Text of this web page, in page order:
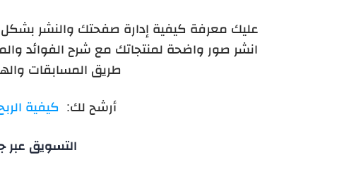
عليك معرفة كيفية إدارة صفحتك والنشر
انشر صور واضحة لمنتجاتك مع شرح الفوائد
طريق المسابقات
أرشح لك: كيفية
التسويق عبر